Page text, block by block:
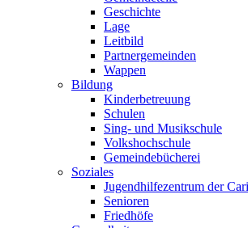
Geschichte
Lage
Leitbild
Partnergemeinden
Wappen
Bildung
Kinderbetreuung
Schulen
Sing- und Musikschule
Volkshochschule
Gemeindebücherei
Soziales
Jugendhilfezentrum der
Senioren
Friedhöfe